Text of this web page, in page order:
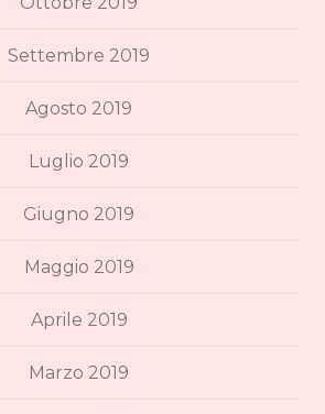
Settembre 2019
Agosto 2019
Luglio 2019
Giugno 2019
Maggio 2019
Aprile 2019
Marzo 2019